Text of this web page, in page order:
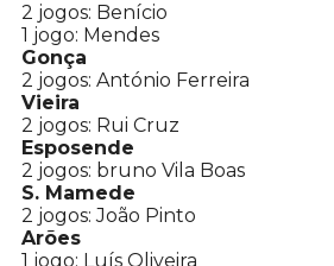
2 jogos: Benício
1 jogo: Mendes
Gonça
2 jogos: António Ferreira
Vieira
2 jogos: Rui Cruz
Esposende
2 jogos: bruno Vila Boas
S. Mamede
2 jogos: João Pinto
Arões
1 jogo: Luís Oliveira